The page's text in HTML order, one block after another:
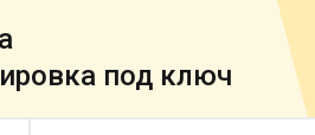
под ключ